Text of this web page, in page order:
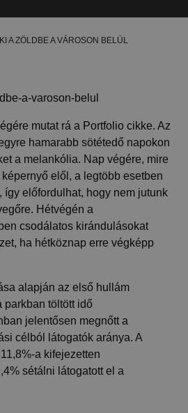
KI A ZÖLDBE A VÁROSON BELÜL
mutat rá a Portfolio cikke. Az
hamarabb sötétedő napokon
a melankólia. Nap végére, mire
elől, a legtöbb esetben
így előfordulhat, hogy nem jutunk
Hétvégén a
csodálatos kirándulásokat
ha hétköznap erre végképp
alapján az első hullám
parkban töltött idő
jelentősen megnőtt a
célból látogatók aránya. A
a kifejezetten
sétálni látogatott el a